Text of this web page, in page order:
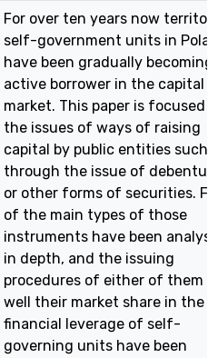
For over ten years now
self-government units in
have been gradually becoming
active borrower in the capital
market. This paper is focused
the issues of ways of raising
capital by public entities such
through the issue of
or other forms of securities.
of the main types of those
instruments have been
in depth, and the issuing
procedures of either of them
well their market share in the
financial leverage of self-
governing units have been